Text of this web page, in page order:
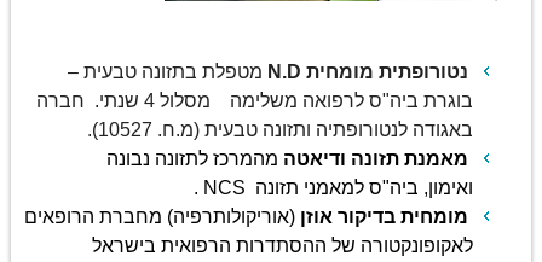
נטורופתית מומחית N.D מטפלת בתזונה טבעית –
בוגרת ביה"ס לרפואה משלימה מסלול 4 שנתי. חברה
באגודה לנטורופתיה ותזונה טבעית (מ.ח. 10527).
מאמנת תזונה ודיאטה מהמרכז לתזונה נבונה
ואימון, ביה"ס למאמני תזונה NCS .
מומחית בדיקור אוזן (אוריקולותרפיה) מחברת הרופאים
לאקופונקטורה של ההסתדרות הרפואית בישראל